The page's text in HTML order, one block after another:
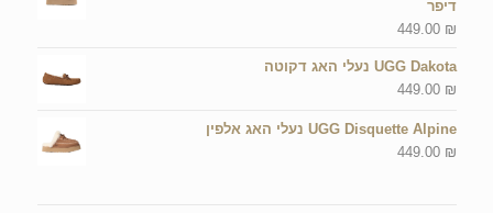
דיפר
449.00 ₪
UGG Dakota נעלי האג דקוטה
449.00 ₪
UGG Disquette Alpine נעלי האג אלפין
449.00 ₪